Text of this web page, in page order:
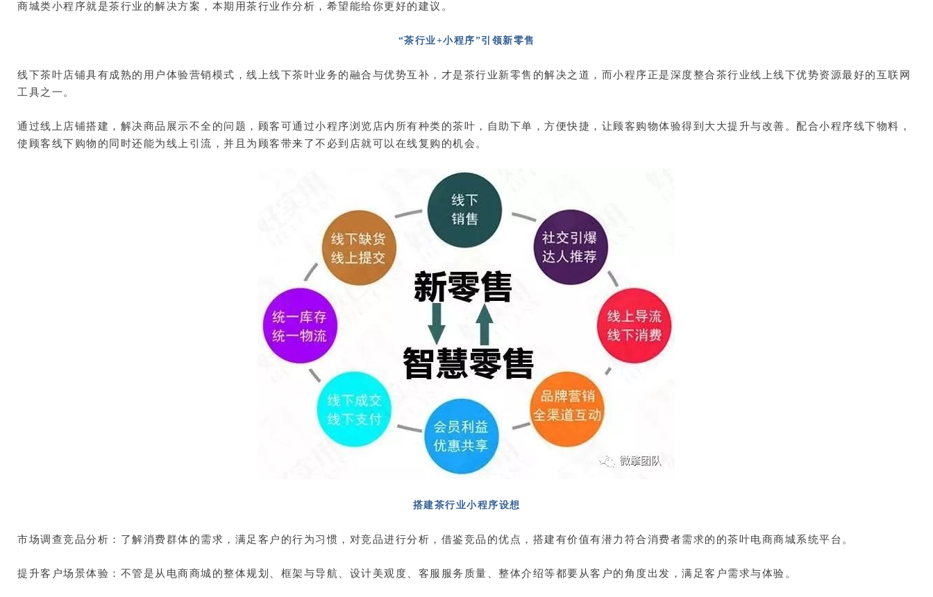
商城类小程序就是茶行业的解决方案，本期用茶行业作分析，希望能给你更好的建议。
“茶行业+小程序”引领新零售
线下茶叶店铺具有成熟的用户体验营销模式，线上线下茶叶业务的融合与优势互补，才是茶行业新零售的解决之道，而小程序正是深度整合茶行业线上线下优势资源最好的互联网
工具之一。
通过线上店铺搭建，解决商品展示不全的问题，顾客可通过小程序浏览店内所有种类的茶叶，自助下单，方便快捷，让顾客购物体验得到大大提升与改善。配合小程序线下物料，
使顾客线下购物的同时还能为线上引流，并且为顾客带来了不必到店就可以在线复购的机会。
搭建茶行业小程序设想
市场调查竞品分析：了解消费群体的需求，满足客户的行为习惯，对竞品进行分析，借鉴竞品的优点，搭建有价值有潜力符合消费者需求的的茶叶电商商城系统平台。
提升客户场景体验：不管是从电商商城的整体规划、框架与导航、设计美观度、客服服务质量、整体介绍等都要从客户的角度出发，满足客户需求与体验。